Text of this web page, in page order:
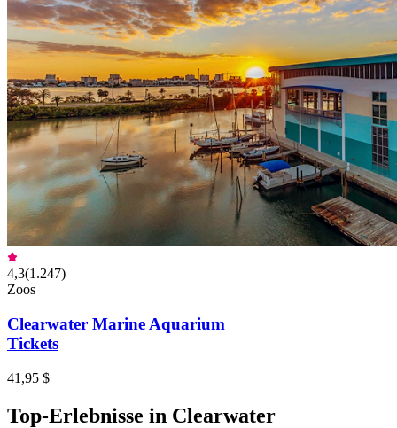
4,3(1.247)
Zoos
Clearwater Marine Aquarium
Tickets
41,95 $
Top-Erlebnisse in Clearwater